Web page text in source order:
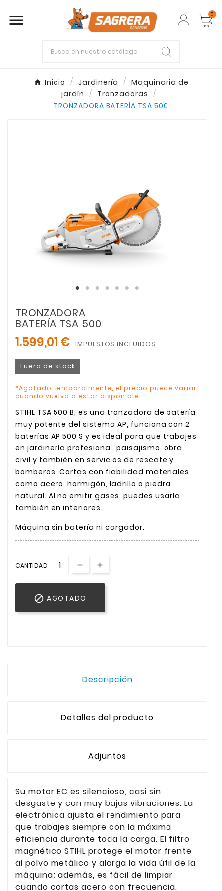
 0
Inicio Jardinería
Maquinaria de
jardín
Tronzadoras
TRONZADORA BATERÍA TSA 500
TRONZADORA
BATERÍA TSA 500
1.599,01 € IMPUESTOS INCLUIDOS
Fuera de stock
*Agotado temporalmente, el precio puede variar
cuando vuelva a estar disponible.
STIHL TSA 500 B, es una tronzadora de batería
muy potente del sistema AP, funciona con 2
baterías AP 500 S y es ideal para que trabajes
en jardinería profesional, paisajismo, obra
civil y también en servicios de rescate y
bomberos. Cortas con fiabilidad materiales
como acero, hormigón, ladrillo o piedra
natural. Al no emitir gases, puedes usarla
también en interiores.
Máquina sin batería ni cargador.
CANTIDAD
 AGOTADO
Descripción
Detalles del producto
Adjuntos
Su motor EC es silencioso, casi sin
desgaste y con muy bajas vibraciones. La
electrónica ajusta el rendimiento para
que trabajes siempre con la máxima
eficiencia durante toda la carga. El filtro
magnético STIHL protege el motor frente
al polvo metálico y alarga la vida útil de la
máquina; además, es fácil de limpiar
cuando cortas acero con frecuencia.